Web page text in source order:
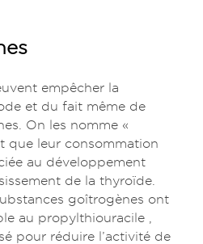
empêcher la
et du fait même de
On les nomme «
que leur consommation
au développement
de la thyroïde.
goîtrogènes ont
au propylthiouracile ,
pour réduire l’activité de